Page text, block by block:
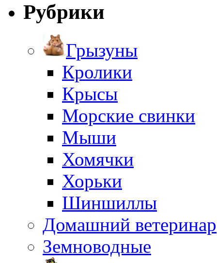
Рубрики
Грызуны
Кролики
Крысы
Морские свинки
Мыши
Хомячки
Хорьки
Шиншиллы
Домашний ветеринар
Земноводные